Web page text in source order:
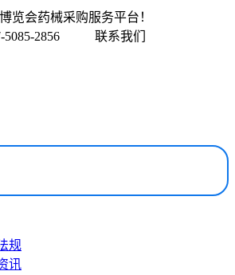
览会药械采购服务平台！
2856
联系我们
规
讯